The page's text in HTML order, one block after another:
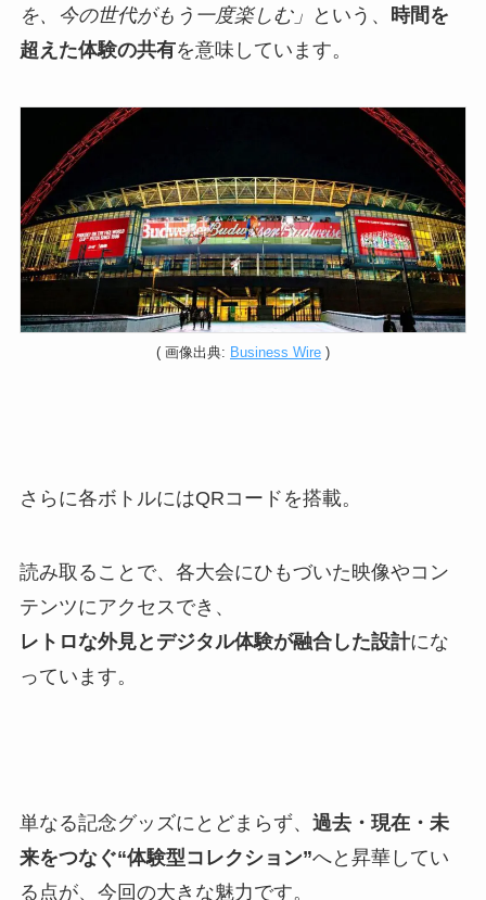
を、今の世代がもう一度楽しむ」 という、 時間を
超えた体験の共有を意味しています。
( 画像出典: Business Wire )
さらに各ボトルにはQRコードを搭載。
読み取ることで、各大会にひもづいた映像やコン
テンツにアクセスでき、
レトロな外見とデジタル体験が融合した設計にな
っています。
単なる記念グッズにとどまらず、 過去・現在・未
来をつなぐ“体験型コレクション”へと昇華してい
る点が、今回の大きな魅力です。